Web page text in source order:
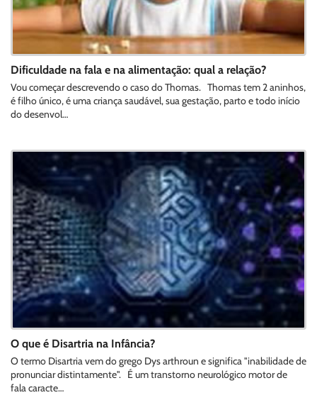
Dificuldade na fala e na alimentação: qual a relação?
Vou começar descrevendo o caso do Thomas. Thomas tem 2 aninhos,
é filho único, é uma criança saudável, sua gestação, parto e todo início
do desenvol…
O que é Disartria na Infância?
O termo Disartria vem do grego Dys arthroun e significa "inabilidade de
pronunciar distintamente". É um transtorno neurológico motor de
fala caracte…